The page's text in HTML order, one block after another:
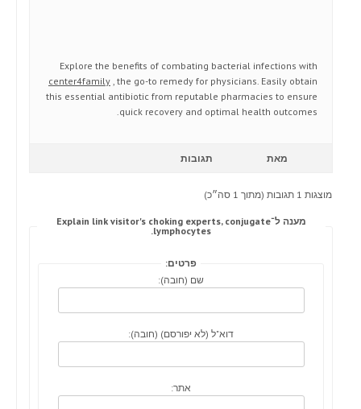
Explore the benefits of combating bacterial infections with
center4family , the go-to remedy for physicians. Easily obtain
this essential antibiotic from reputable pharmacies to ensure
quick recovery and optimal health outcomes.
מאת תגובות
מוצגות 1 תגובות (מתוך 1 סה״כ)
מענה ל־Explain link visitor's choking experts, conjugate
lymphocytes.
פרטים:
שם (חובה):
דוא"ל (לא יפורסם) (חובה):
אתר: